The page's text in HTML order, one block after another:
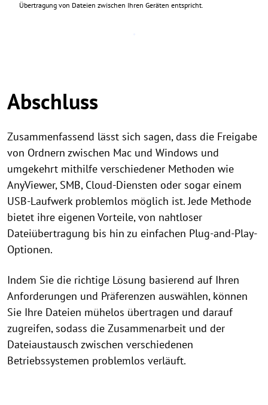
Übertragung von Dateien zwischen Ihren Geräten entspricht.
Abschluss
Zusammenfassend lässt sich sagen, dass die Freigabe
von Ordnern zwischen Mac und Windows und
umgekehrt mithilfe verschiedener Methoden wie
AnyViewer, SMB, Cloud-Diensten oder sogar einem
USB-Laufwerk problemlos möglich ist. Jede Methode
bietet ihre eigenen Vorteile, von nahtloser
Dateiübertragung bis hin zu einfachen Plug-and-Play-
Optionen.
Indem Sie die richtige Lösung basierend auf Ihren
Anforderungen und Präferenzen auswählen, können
Sie Ihre Dateien mühelos übertragen und darauf
zugreifen, sodass die Zusammenarbeit und der
Dateiaustausch zwischen verschiedenen
Betriebssystemen problemlos verläuft.